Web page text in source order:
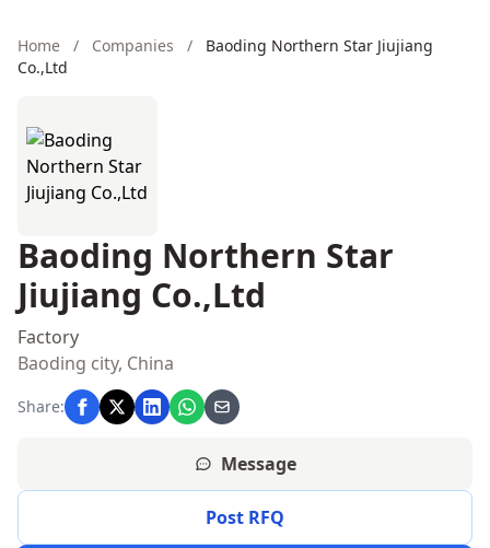
Home / Companies /
Baoding Northern Star Jiujiang
Co.,Ltd
Baoding Northern Star
Jiujiang Co.,Ltd
Factory
Baoding city, China
Share:
Message
Post RFQ